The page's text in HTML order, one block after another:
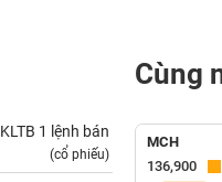
KLTB 1 lệnh bán
(cổ phiếu)
Cùng
MCH
136,900